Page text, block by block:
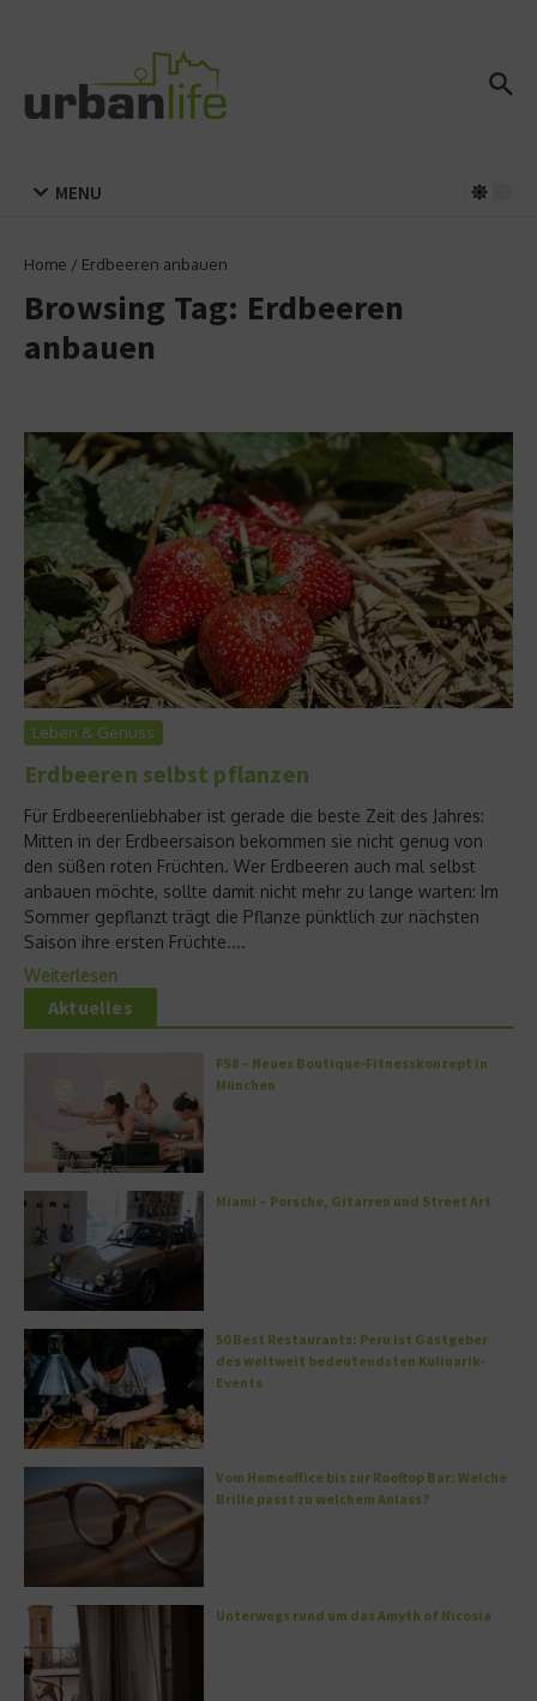
MENU
Home / Erdbeeren anbauen
Browsing Tag: Erdbeeren
anbauen
Leben & Genuss
Erdbeeren selbst pflanzen
Für Erdbeerenliebhaber ist gerade die beste Zeit des Jahres:
Mitten in der Erdbeersaison bekommen sie nicht genug von
den süßen roten Früchten. Wer Erdbeeren auch mal selbst
anbauen möchte, sollte damit nicht mehr zu lange warten: Im
Sommer gepflanzt trägt die Pflanze pünktlich zur nächsten
Saison ihre ersten Früchte....
Weiterlesen
Aktuelles
FS8 – Neues Boutique-Fitnesskonzept in
München
Miami – Porsche, Gitarren und Street Art
50 Best Restaurants: Peru ist Gastgeber
des weltweit bedeutendsten Kulinarik-
Events
Vom Homeoffice bis zur Rooftop Bar: Welche
Brille passt zu welchem Anlass?
Unterwegs rund um das Amyth of Nicosia